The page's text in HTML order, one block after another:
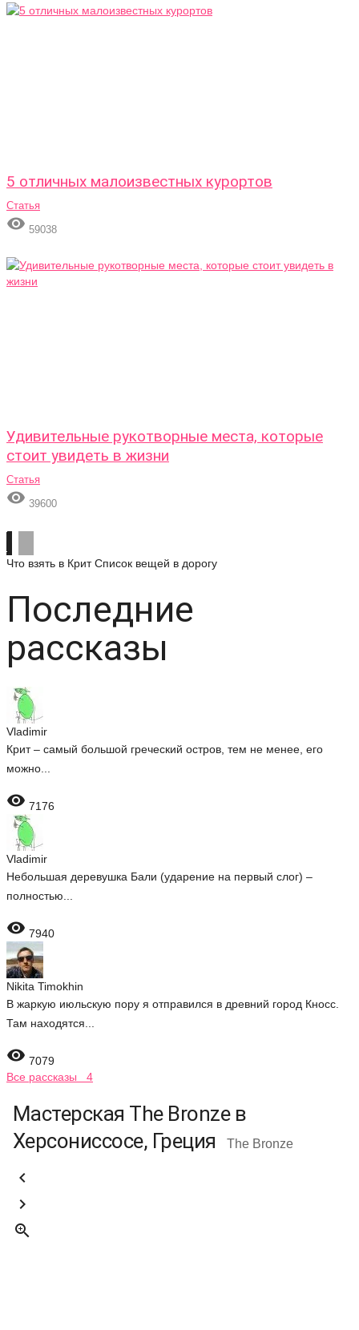
5 отличных малоизвестных курортов
Статья
 59038
Удивительные рукотворные места, которые
стоит увидеть в жизни
Статья
 39600
Что взять в Крит Список вещей в дорогу
Последние
рассказы
Vladimir
Крит – самый большой греческий остров, тем не менее, его
можно...
 7176
Vladimir
Небольшая деревушка Бали (ударение на первый слог) –
полностью...
 7940
Nikita Timokhin
В жаркую июльскую пору я отправился в древний город Кносс.
Там находятся...
 7079
Все рассказы 4
Мастерская The Bronze в
Херсониссосе, Греция
The Bronze


